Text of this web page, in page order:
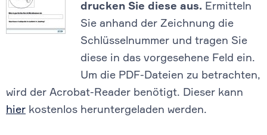
drucken Sie diese aus. Ermitteln
Sie anhand der Zeichnung die
Schlüsselnummer und tragen Sie
diese in das vorgesehene Feld ein.
Um die PDF-Dateien zu betrachten,
wird der Acrobat-Reader benötigt. Dieser kann
hier kostenlos heruntergeladen werden.